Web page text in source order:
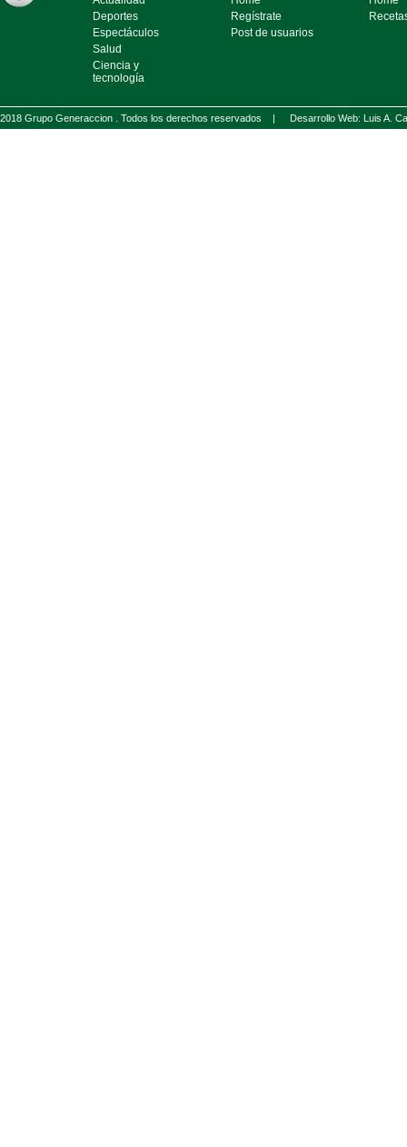
Deportes
Espectáculos
Salud
Ciencia y
tecnología
Regístrate
Post de usuarios
2018 Grupo Generaccion . Todos los derechos reservados | Desarrollo Web: Luis